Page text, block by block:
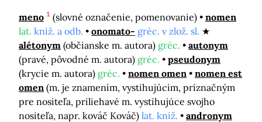
meno 1 (slovné označenie, pomenovanie)
nomen
lat. kniž. a odb. onomato- gréc. v zlož. sl.
alétonym (občianske m. autora) gréc.
autonym
(pravé, pôvodné m. autora) gréc.
pseudonym
(krycie m. autora) gréc. nomen omen
nomen est
omen (m. je znamením, vystihujúcim, príznačným
pre nositeľa, priliehavé m. vystihujúce svojho
nositeľa, napr. kováč Kováč) lat. kniž.
andronym